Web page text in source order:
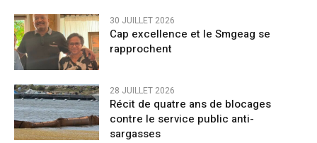
30 JUILLET 2026
Cap excellence et le Smgeag se
rapprochent
28 JUILLET 2026
Récit de quatre ans de blocages
contre le service public anti-
sargasses